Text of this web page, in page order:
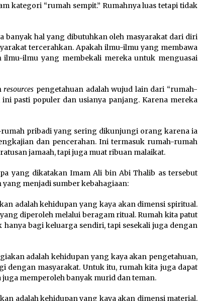
kategori “rumah sempit.” Rumahnya luas tetapi tidak
banyak hal yang dibutuhkan oleh masyarakat dari diri
tercerahkan. Apakah ilmu-ilmu yang membawa
ilmu yang membekali mereka untuk menguasai
resources pengetahuan adalah wujud lain dari “rumah-
pasti populer dan usianya panjang. Karena mereka
pribadi yang sering dikunjungi orang karena ia
dan pencerahan. Ini termasuk rumah-rumah
jamaah, tapi juga muat ribuan malaikat.
yang dikatakan Imam Ali bin Abi Thalib as tersebut
menjadi sumber kebahagiaan:
adalah kehidupan yang kaya akan dimensi spiritual.
diperoleh melalui beragam ritual. Rumah kita patut
bagi keluarga sendiri, tapi sesekali juga dengan
adalah kehidupan yang kaya akan pengetahuan,
masyarakat. Untuk itu, rumah kita juga dapat
memperoleh banyak murid dan teman.
adalah kehidupan yang kaya akan dimensi material.